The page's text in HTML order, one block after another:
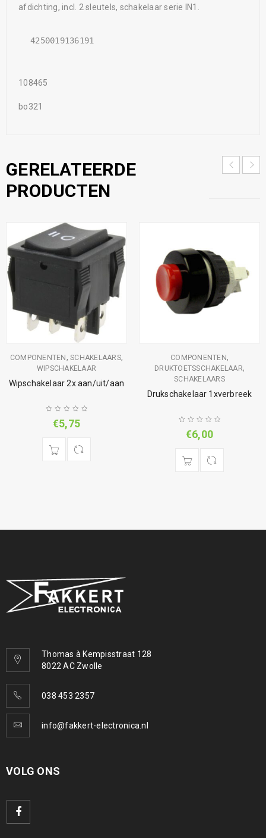
afdichting, incl. 2 sleutels, schakelaar serie IN1.
4250019136191
108465
bo321
GERELATEERDE
PRODUCTEN
COMPONENTEN ,SCHAKELAARS,
WIPSCHAKELAAR
Wipschakelaar 2x aan/uit/aan
€5,75
COMPONENTEN,
DRUKTOETSSCHAKELAAR,
SCHAKELAARS
Drukschakelaar 1xverbreek
€6,00
Thomas à Kempisstraat 128
8022 AC Zwolle
038 453 2357
info@fakkert-electronica.nl
VOLG ONS